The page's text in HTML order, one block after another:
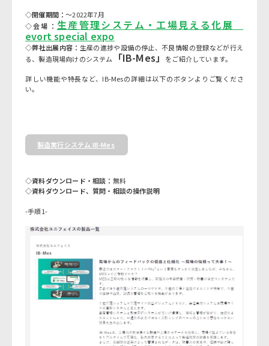
◇開催期間：～2022年7月
◇会場： 生産管理システム・工場見える化展
evort special expo
◇弊社出展内容： 生産の進捗や設備の停止、不良情報の登録などが行え
る、製造現場向けのシステム
「IB-Mes」 をご紹介しています。
詳しい機能や特長など、IB-Mesの詳細は以下のボタンよりご覧くださ
い。
製造実行システム IB-Mes
◇資料ダウンロード・相談： 無料
◇資料ダウンロード、質問・相談の操作説明
-手順1-